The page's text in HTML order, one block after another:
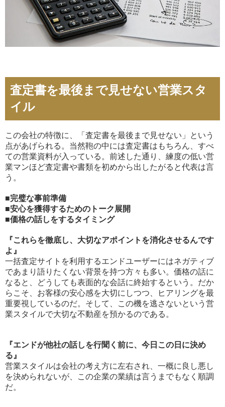
査定書を最後まで見せない営業スタ
イル
この会社の特徴に、「査定書を最後まで見せない」という
点があげられる。当然鞄の中には査定書はもちろん、すべ
ての営業資料が入っている。前述した通り、練度の低い営
業マンほど査定書や書類を初めから出したがると代表は言
う。
■完璧な事前準備
■安心を獲得するためのトーク展開
■価格の話しをするタイミング
『これらを徹底し、大切なアポイントを消化させるんです
よ』
一括査定サイトを利用するエンドユーザーにはネガティブ
であまり語りたくない背景を持つ方々も多い。価格の話に
なると、どうしても表面的な会話に終始するという。だか
らこそ、お客様の安心感を大切にしつつ、ヒアリングを最
重要視しているのだ。そして、この機を逃さないという営
業スタイルで大切な不動産を預かるのである。
『エンドが他社の話しを行聞く前に、今日この日に決め
る』
営業スタイルは会社の考え方に左右され、一概に良し悪し
を決められないが、この企業の業績は言うまでもなく順調
だ。